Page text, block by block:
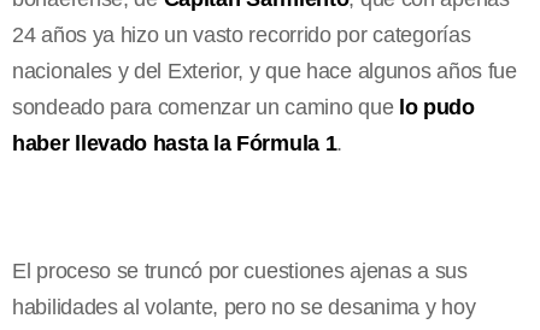
24 años ya hizo un vasto recorrido por categorías
nacionales y del Exterior, y que hace algunos años fue
sondeado para comenzar un camino que lo pudo
haber llevado hasta la Fórmula 1.
El proceso se truncó por cuestiones ajenas a sus
habilidades al volante, pero no se desanima y hoy